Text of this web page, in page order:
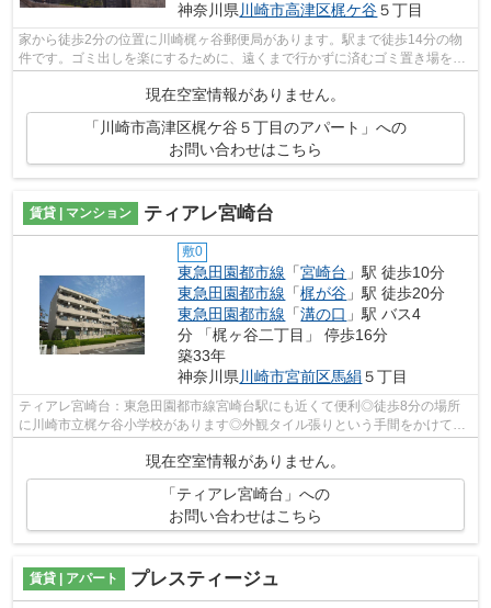
神奈川県 川崎市高津区梶ケ谷５丁目
家から徒歩2分の位置に川崎梶ヶ谷郵便局があります。駅まで徒歩14分の物
件です。ゴミ出しを楽にするために、遠くまで行かずに済むゴミ置き場を共
現在空室情報がありません。
「川崎市高津区梶ケ谷５丁目のアパート」への
お問い合わせはこちら
賃貸 | マンション ティアレ宮崎台
敷0
東急田園都市線 「宮崎台 」駅 徒歩10分
東急田園都市線 「梶が谷 」駅 徒歩20分
東急田園都市線 「溝の口 」駅 バス4
分 「梶ヶ谷二丁目」 停歩16分
築33年
神奈川県 川崎市宮前区馬絹５丁目
ティアレ宮崎台：東急田園都市線宮崎台駅にも近くて便利◎徒歩8分の場所
に川崎市立梶ケ谷小学校があります◎外観タイル張りという手間をかけて作
られた、こだわりを感じられる物件です◎...
現在空室情報がありません。
「ティアレ宮崎台」への
お問い合わせはこちら
賃貸 | アパート プレスティージュ